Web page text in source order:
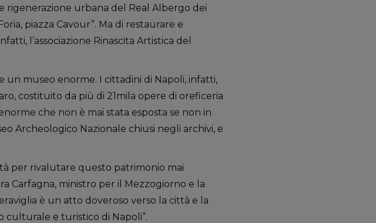
rigenerazione urbana del Real Albergo dei
piazza Cavour”. Ma di restaurare e
l’associazione Rinascita Artistica del
un museo enorme. I cittadini di Napoli, infatti,
costituito da più di 21mila opere di oreficeria
che non è mai stata esposta se non in
Archeologico Nazionale chiusi negli archivi, e
per rivalutare questo patrimonio mai
Carfagna, ministro per il Mezzogiorno e la
è un atto doveroso verso la città e la
culturale e turistico di Napoli”.